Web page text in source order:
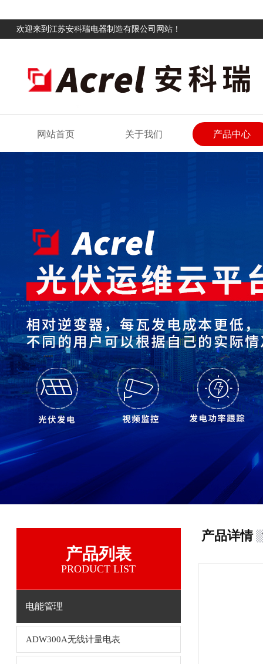
欢迎来到江苏安科瑞电器制造有限公司网站！
网站首页 关于我们 产品中心
产品列表
PRODUCT LIST
电能管理
ADW300A无线计量电表
产品详情